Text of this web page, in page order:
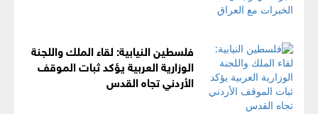
فلسطين النيابية: لقاء الملك واللجنة
الوزارية العربية يؤكد ثبات الموقف
الأردني تجاه القدس